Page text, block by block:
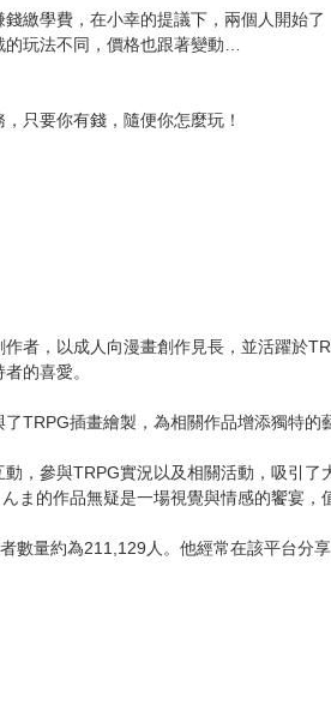
繳學費，在小幸的提議下，兩個人開始了
玩法不同，價格也跟著變動…
只要你有錢，隨便你怎麼玩！
者，以成人向漫畫創作見長，並活躍於
的喜愛。
TRPG插畫繪製，為相關作品增添獨特的
，參與TRPG實況以及相關活動，吸引了
ま的作品無疑是一場視覺與情感的饗宴，
數量約為211,129人。他經常在該平台